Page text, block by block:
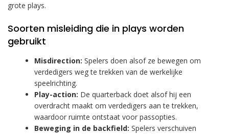
grote plays.
Soorten misleiding die in plays worden
gebruikt
Misdirection: Spelers doen alsof ze bewegen om
verdedigers weg te trekken van de werkelijke
speelrichting.
Play-action: De quarterback doet alsof hij een
overdracht maakt om verdedigers aan te trekken,
waardoor ruimte ontstaat voor passopties.
Beweging in de backfield: Spelers verschuiven